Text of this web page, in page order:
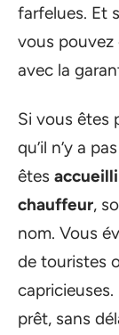
farfelues. Et
vous pouvez
avec la
Si vous êtes
qu’il n’y a
êtes
chauffeur,
nom. Vous
de touristes
prêt, sans